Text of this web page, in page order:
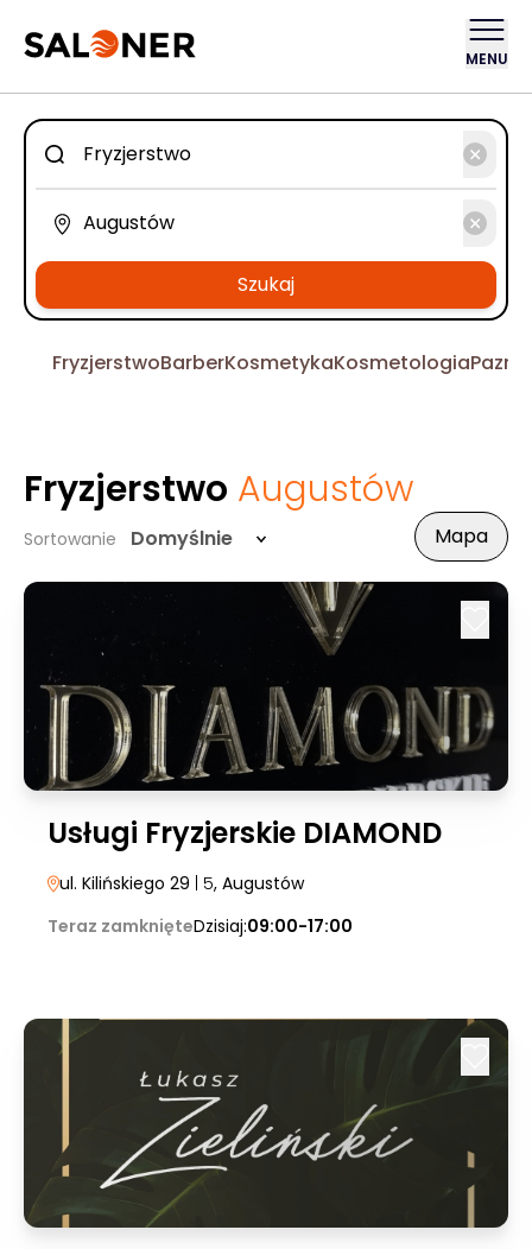
MENU
Szukaj
FryzjerstwoBarberKosmetykaKosmetologia
Fryzjerstwo Augustów
Sortowanie Domyślnie Mapa
Usługi Fryzjerskie DIAMOND
ul. Kilińskiego 29 | 5, Augustów
Teraz zamknięteDzisiaj:09:00-17:00